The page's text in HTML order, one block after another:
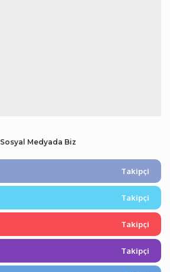
Sosyal Medyada Biz
Takipçi
Takipçi
Takipçi
Takipçi